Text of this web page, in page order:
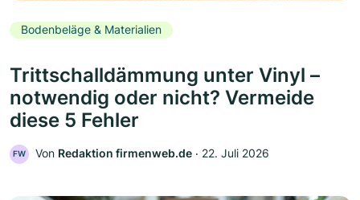
Bodenbeläge & Materialien
Trittschalldämmung unter Vinyl –
notwendig oder nicht? Vermeide
diese 5 Fehler
FW Von Redaktion firmenweb.de ‧ 22. Juli 2026